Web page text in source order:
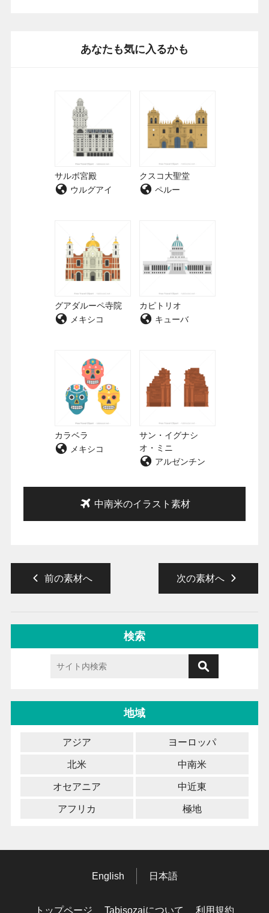
あなたも気に入るかも
サルボ宮殿
ウルグアイ
クスコ大聖堂
ペルー
グアダルーペ寺院
メキシコ
カピトリオ
キューバ
カラベラ
メキシコ
サン・イグナシ
オ・ミニ
アルゼンチン
中南米のイラスト素材
前の素材へ 次の素材へ
検索
地域
アジア ヨーロッパ
北米 中南米
オセアニア 中近東
アフリカ 極地
English 日本語
トップページ Tabisozaiについて 利用規約